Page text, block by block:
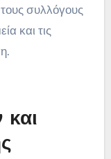
συλλόγους
και τις
και